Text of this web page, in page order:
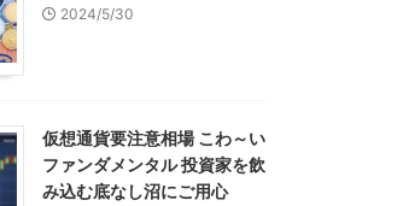
2024/5/30
仮想通貨要注意相場 こわ～い
ファンダメンタル 投資家を飲
み込む底なし沼にご用心